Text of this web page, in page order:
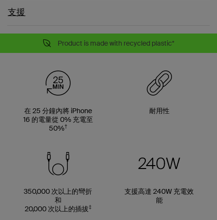
支援
Product is made with recycled plastic*
在 25 分鐘內將 iPhone
16 的電量從 0% 充電至
50%†
耐用性
350,000 次以上的彎折
和
20,000 次以上的插拔‡
支援高達 240W 充電效
能